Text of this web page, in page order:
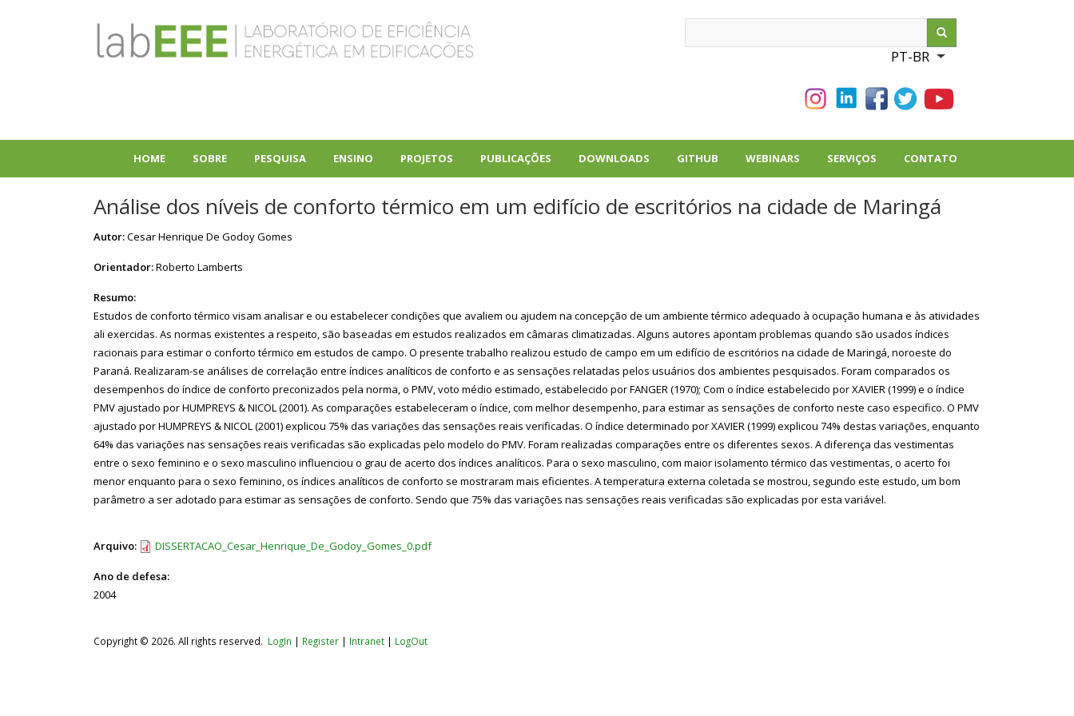
PT-BR
List additional
HOME SOBRE PESQUISA ENSINO PROJETOS PUBLICAÇÕES DOWNLOADS GITHUB WEBINARS SERVIÇOS CONTATO
Análise dos níveis de conforto térmico em um edifício de escritórios na cidade de Maringá
Autor:Cesar Henrique De Godoy Gomes
Orientador:Roberto Lamberts
Resumo:
Estudos de conforto térmico visam analisar e ou estabelecer condições que avaliem ou ajudem na concepção de um ambiente térmico adequado à ocupação humana e às atividades
ali exercidas. As normas existentes a respeito, são baseadas em estudos realizados em câmaras climatizadas. Alguns autores apontam problemas quando são usados índices
racionais para estimar o conforto térmico em estudos de campo. O presente trabalho realizou estudo de campo em um edifício de escritórios na cidade de Maringá, noroeste do
Paraná. Realizaram-se análises de correlação entre índices analíticos de conforto e as sensações relatadas pelos usuários dos ambientes pesquisados. Foram comparados os
desempenhos do índice de conforto preconizados pela norma, o PMV, voto médio estimado, estabelecido por FANGER (1970); Com o índice estabelecido por XAVIER (1999) e o índice
PMV ajustado por HUMPREYS & NICOL (2001). As comparações estabeleceram o índice, com melhor desempenho, para estimar as sensações de conforto neste caso especifico. O PMV
ajustado por HUMPREYS & NICOL (2001) explicou 75% das variações das sensações reais verificadas. O índice determinado por XAVIER (1999) explicou 74% destas variações, enquanto
64% das variações nas sensações reais verificadas são explicadas pelo modelo do PMV. Foram realizadas comparações entre os diferentes sexos. A diferença das vestimentas
entre o sexo feminino e o sexo masculino influenciou o grau de acerto dos índices analíticos. Para o sexo masculino, com maior isolamento térmico das vestimentas, o acerto foi
menor enquanto para o sexo feminino, os índices analíticos de conforto se mostraram mais eficientes. A temperatura externa coletada se mostrou, segundo este estudo, um bom
parâmetro a ser adotado para estimar as sensações de conforto. Sendo que 75% das variações nas sensações reais verificadas são explicadas por esta variável.
Arquivo: DISSERTACAO_Cesar_Henrique_De_Godoy_Gomes_0.pdf
Ano de defesa:
2004
Copyright © 2026. All rights reserved. LogIn | Register | Intranet | LogOut